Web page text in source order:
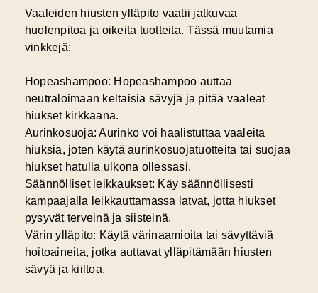
Vaaleiden hiusten ylläpito vaatii jatkuvaa
huolenpitoa ja oikeita tuotteita. Tässä muutamia
vinkkejä:
Hopeashampoo: Hopeashampoo auttaa
neutraloimaan keltaisia sävyjä ja pitää vaaleat
hiukset kirkkaana.
Aurinkosuoja: Aurinko voi haalistuttaa vaaleita
hiuksia, joten käytä aurinkosuojatuotteita tai suojaa
hiukset hatulla ulkona ollessasi.
Säännölliset leikkaukset: Käy säännöllisesti
kampaajalla leikkauttamassa latvat, jotta hiukset
pysyvät terveinä ja siisteinä.
Värin ylläpito: Käytä värinaamioita tai sävyttäviä
hoitoaineita, jotka auttavat ylläpitämään hiusten
sävyä ja kiiltoa.